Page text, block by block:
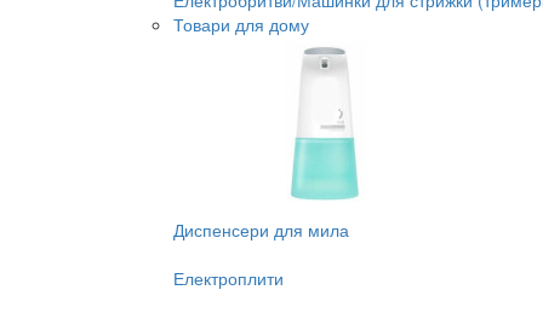
Товари для дому
Диспенсери для мила
Електроплити